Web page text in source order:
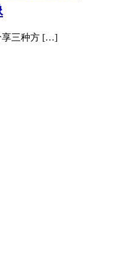
享三种方 […]